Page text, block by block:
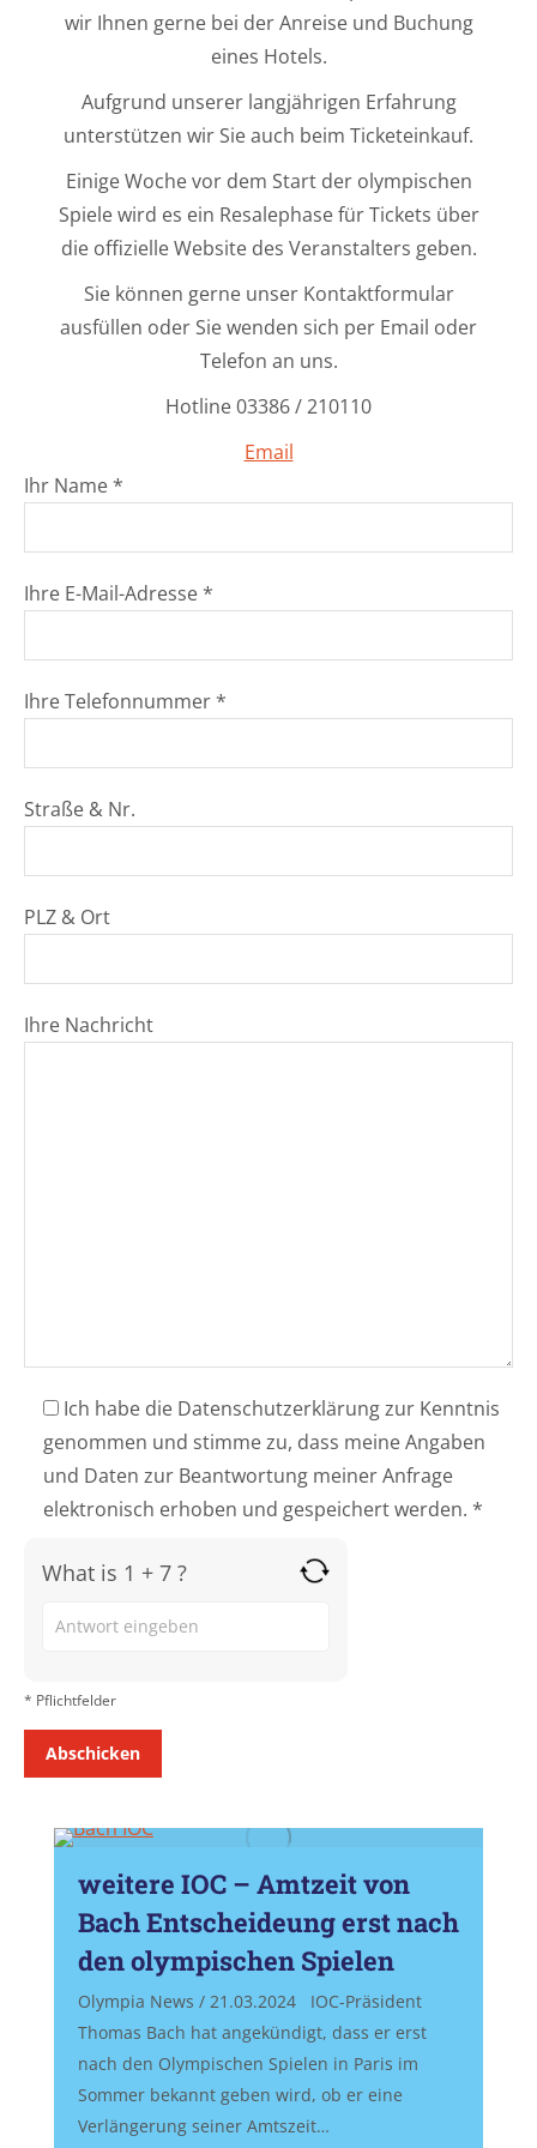
wir Ihnen gerne bei der Anreise und Buchung
eines Hotels.
Aufgrund unserer langjährigen Erfahrung
unterstützen wir Sie auch beim Ticketeinkauf.
Einige Woche vor dem Start der olympischen
Spiele wird es ein Resalephase für Tickets über
die offizielle Website des Veranstalters geben.
Sie können gerne unser Kontaktformular
ausfüllen oder Sie wenden sich per Email oder
Telefon an uns.
Hotline 03386 / 210110
Email
Ihr Name *
Ihre E-Mail-Adresse *
Ihre Telefonnummer *
Straße & Nr.
PLZ & Ort
Ihre Nachricht
Ich habe die Datenschutzerklärung zur Kenntnis
genommen und stimme zu, dass meine Angaben
und Daten zur Beantwortung meiner Anfrage
elektronisch erhoben und gespeichert werden. *
What is 1 + 7 ?
for
+
* Pflichtfelder
weitere IOC – Amtzeit von
Bach Entscheideung erst nach
den olympischen Spielen
Olympia News / 21.03.2024 IOC-Präsident
Thomas Bach hat angekündigt, dass er erst
nach den Olympischen Spielen in Paris im
Sommer bekannt geben wird, ob er eine
Verlängerung seiner Amtszeit…